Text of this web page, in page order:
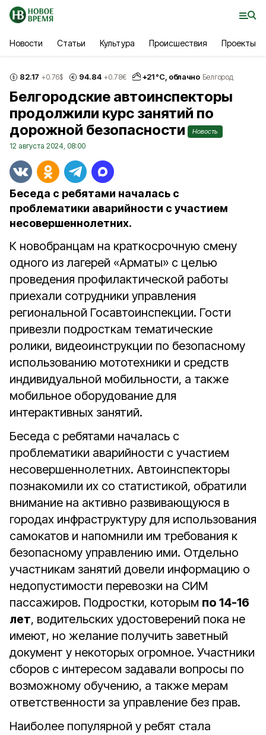
Новости Статьи Культура Происшествия Проекты
82.17 +0.76$ 94.84 +0.78€ +21°С, облачно Белгород
Белгородские автоинспекторы
продолжили курс занятий по
дорожной безопасности
Новость
12 августа 2024, 08:00
Беседа с ребятами началась с
проблематики аварийности с участием
несовершеннолетних.
К новобранцам на краткосрочную смену
одного из лагерей «Арматы» с целью
проведения профилактической работы
приехали сотрудники управления
региональной Госавтоинспекции. Гости
привезли подросткам тематические
ролики, видеоинструкции по безопасному
использованию мототехники и средств
индивидуальной мобильности, а также
мобильное оборудование для
интерактивных занятий.
Беседа с ребятами началась с
проблематики аварийности с участием
несовершеннолетних. Автоинспекторы
познакомили их со статистикой, обратили
внимание на активно развивающуюся в
городах инфраструктуру для использования
самокатов и напомнили им требования к
безопасному управлению ими. Отдельно
участникам занятий довели информацию о
недопустимости перевозки на СИМ
пассажиров. Подростки, которым по 14-16
лет, водительских удостоверений пока не
имеют, но желание получить заветный
документ у некоторых огромное. Участники
сборов с интересом задавали вопросы по
возможному обучению, а также мерам
ответственности за управление без прав.
Наиболее популярной у ребят стала